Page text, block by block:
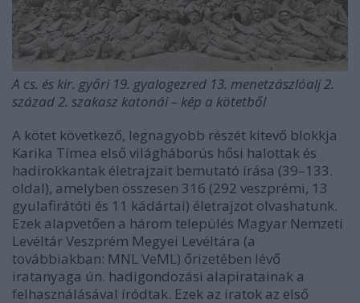
A cs. és kir. győri 19. gyalogezred 13. menetzászlóalj 2.
század 2. szakasz katonái – kép a kötetből
A kötet következő, legnagyobb részét kitevő blokkja
Karika Tímea első világháborús hősi halottak és
hadirokkantak életrajzait bemutató írása (39–133.
oldal), amelyben összesen 316 (292 veszprémi, 13
gyulafirátóti és 11 kádártai) életrajzot olvashatunk.
Ezek alapvetően a három település Magyar Nemzeti
Levéltár Veszprém Megyei Levéltára (a
továbbiakban: MNL VeML) őrizetében lévő
iratanyaga ún. hadigondozási alapiratainak a
felhasználásával íródtak. Ezek az iratok az első